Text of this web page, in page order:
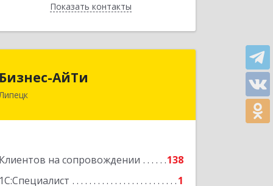
Показать контакты
Назад
Бизнес-АйТи
Липецк
Клиентов на сопровождении
138
1С:Специалист
1
398008, Липецкая обл, Липецк г, 50